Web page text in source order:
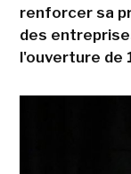
renforcer sa
des
l'ouverture de